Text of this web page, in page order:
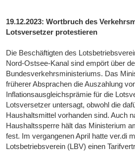
19.12.2023: Wortbruch des
Lotsversetzer protestieren
Die Beschäftigten des
Nord-Ostsee-Kanal sind empört über
Bundesverkehrsministeriums. Das
früherer Absprachen die Auszahlung
Inflationsausgleichsprämie für die
Lotsversetzer untersagt, obwohl die
Haushaltsmittel vorhanden sind. Auch
Haushaltssperre hält das Ministerium
fest. Im vergangenen April hatte ver.di
Lotsbetriebsverein (LBV) einen